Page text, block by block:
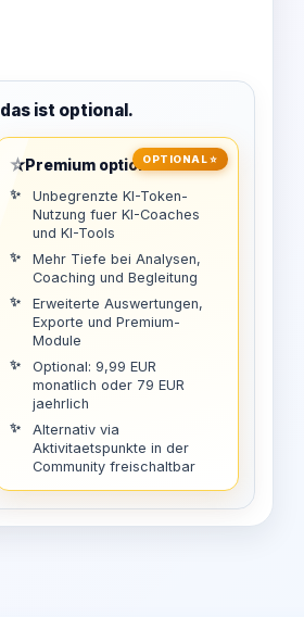
ist optional.
OPTIONAL ⭐
⭐Premium optional
Unbegrenzte KI-Token-
Nutzung fuer KI-Coaches
und KI-Tools
Mehr Tiefe bei Analysen,
Coaching und Begleitung
Erweiterte Auswertungen,
Exporte und Premium-
Module
Optional: 9,99 EUR
monatlich oder 79 EUR
jaehrlich
Alternativ via
Aktivitaetspunkte in der
Community freischaltbar